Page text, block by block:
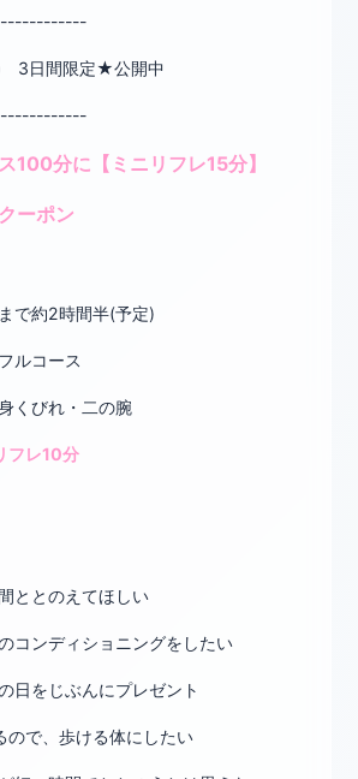
3日間限定★公開中
100分に【ミニリフレ15分】
ーポン
で約2時間半(予定)
ルコース
くびれ・二の腕
フレ10分
ととのえてほしい
コンディショニングをしたい
日をじぶんにプレゼント
ので、歩ける体にしたい